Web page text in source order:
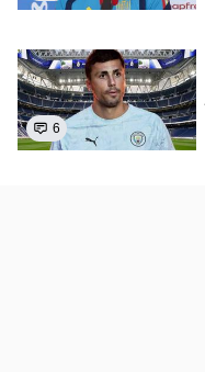
6